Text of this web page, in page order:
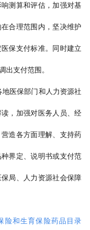
测算和评估，加强对基
合理范围内，坚决维护
保支付标准。同时建立
出支付范围。
医保部门和人力资源社
，加强对医务人员、经
造各方面理解、支持药
界定、说明书或支付范
局、人力资源社会保障
险和生育保险药品目录